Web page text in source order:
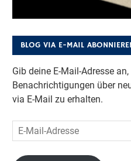
BLOG VIA E-MAIL
Gib deine E-Mail-Adresse
Benachrichtigungen über
via E-Mail zu erhalten.
E-
Mail-
Adresse